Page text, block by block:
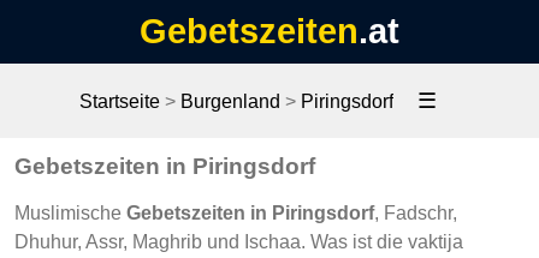
Gebetszeiten.at
Startseite> Burgenland > Piringsdorf ☰
Gebetszeiten in Piringsdorf
Muslimische Gebetszeiten in Piringsdorf, Fadschr,
Dhuhur, Assr, Maghrib und Ischaa. Was ist die vaktija